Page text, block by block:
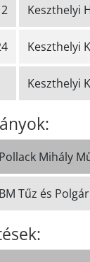
Keszthelyi
Keszthelyi
Keszthelyi
Pollack Mihály
BM Tűz és